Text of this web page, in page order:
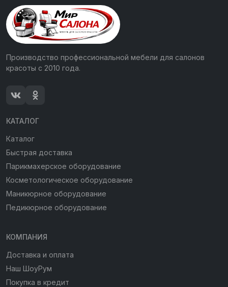
Производство профессиональной мебели для салонов
красоты с 2010 года.
КАТАЛОГ
Каталог
Быстрая доставка
Парикмахерское оборудование
Косметологическое оборудование
Маникюрное оборудование
Педикюрное оборудование
КОМПАНИЯ
Доставка и оплата
Наш ШоуРум
Покупка в кредит